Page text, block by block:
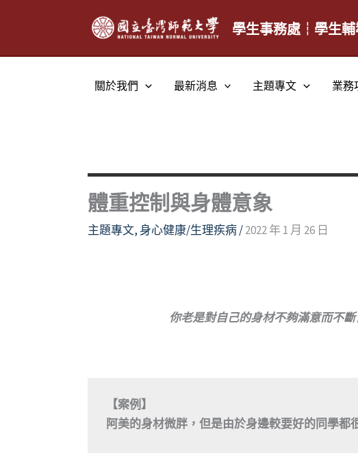
學生事務處┆學生輔
關於我們 最新消息 主題專文 業務
體重控制與身體意象
主題專文, 身心健康/生理疾病/2022 年 1 月 26 日
你老是對自己的身材不夠滿意而不
【案例】
阿美的身材微胖，但是由於身邊較要好的同學